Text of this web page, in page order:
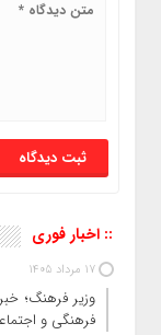
:: اخبار فوری
17 مرداد 1405
وزیر فرهنگ؛
فرهنگی و